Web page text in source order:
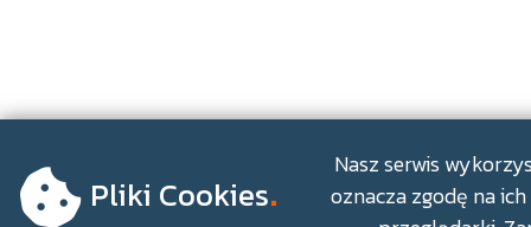
Pliki Cookies.
Nasz serwis
oznacza zgodę na